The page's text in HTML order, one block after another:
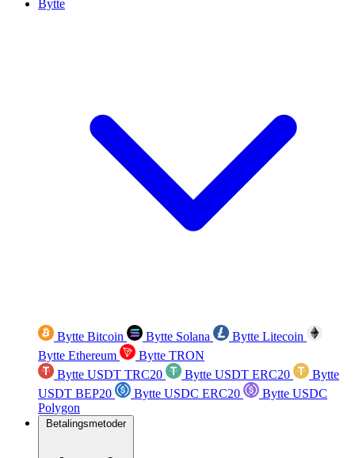
Bytte
Bytte Bitcoin Bytte Solana
Bytte Litecoin
Bytte Ethereum
Bytte TRON
Bytte USDT TRC20
Bytte USDT ERC20
Bytte
USDT BEP20
Bytte USDC ERC20
Bytte USDC
Polygon
Betalingsmetoder